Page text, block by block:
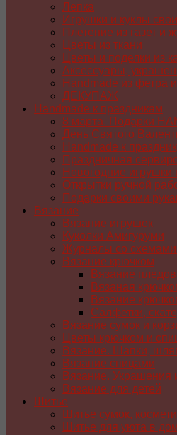
Лепка
Игрушки и куклы
Плетение из газет и
Цветы из ткани
Цветы и поделки из
Аксессуары,
Handmade из фетра
ДЕКУПАЖ
Handmade к праздникам
8 марта. Подарки
День Святого
Handmade к
Праздничная
Новогодние игрушки
Открытки ручной
Подарки своими
Вязание
Вязание игрушек
Куколки Амигуруми
Журналы со
Вязание крючком
Вязание
Вязаная
Вязание
Салфетки,
Вязание сумок и
Цветы крючком и
Вязание. Шапки,
Вязание спицами
Вязание. Украшения
Вязание для детей
Шитье
Шитье сумок,
Шитье для уюта в